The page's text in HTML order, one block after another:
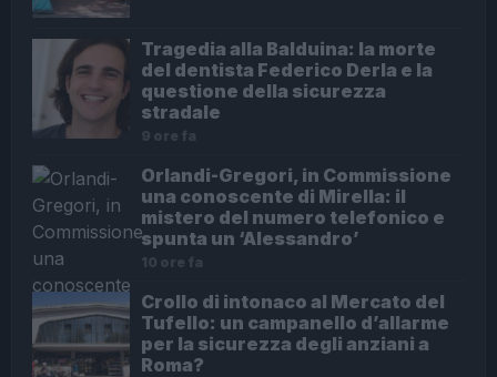
Tragedia alla Balduina: la morte
del dentista Federico Derla e la
questione della sicurezza
stradale
9 ore fa
Orlandi-Gregori, in Commissione
una conoscente di Mirella: il
mistero del numero telefonico e
spunta un ‘Alessandro’
10 ore fa
Crollo di intonaco al Mercato del
Tufello: un campanello d’allarme
per la sicurezza degli anziani a
Roma?